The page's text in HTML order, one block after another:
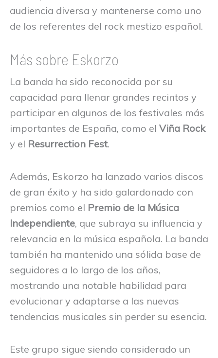
audiencia diversa y mantenerse como uno
de los referentes del rock mestizo español.
Más sobre Eskorzo
La banda ha sido reconocida por su
capacidad para llenar grandes recintos y
participar en algunos de los festivales más
importantes de España, como el Viña Rock
y el Resurrection Fest.
Además, Eskorzo ha lanzado varios discos
de gran éxito y ha sido galardonado con
premios como el Premio de la Música
Independiente, que subraya su influencia y
relevancia en la música española. La banda
también ha mantenido una sólida base de
seguidores a lo largo de los años,
mostrando una notable habilidad para
evolucionar y adaptarse a las nuevas
tendencias musicales sin perder su esencia.
Este grupo sigue siendo considerado un